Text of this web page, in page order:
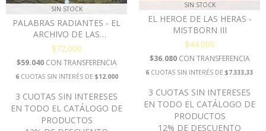
SIN STOCK
PALABRAS RADIANTES - EL
ARCHIVO DE LAS
TORMENTAS II (TAPA DURA)
$72.000
$59.040 CON TRANSFERENCIA
6CUOTAS SIN INTERÉS DE $12.000
SIN STOCK
EL HEROE DE LAS HERAS -
MISTBORN III
$44.000
$36.080 CON TRANSFERENCIA
6 CUOTAS SIN INTERÉS DE $7.333,33